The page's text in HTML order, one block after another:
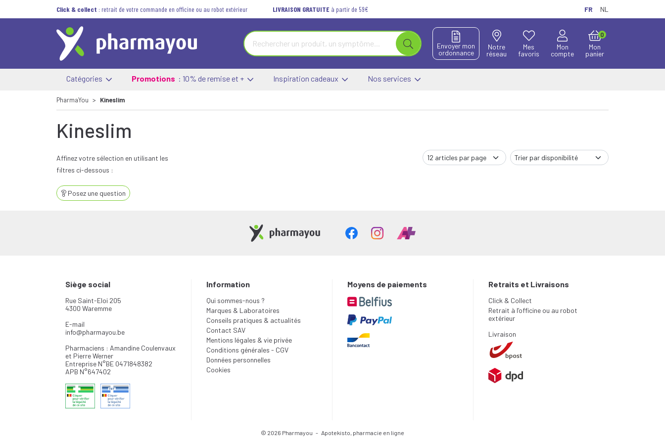
Click & collect : retrait de votre commande en officine ou au robot extérieur LIVRAISON GRATUITE à partir de 59€ FR NL
Notre
réseau
Envoyer mon
ordonnance
Mes
favoris
Mon
compte
Mon
panier
0
Catégories Promotions : 10% de remise et + Inspiration cadeaux Nos services
PharmaYou Kineslim
Kineslim
Affinez votre sélection en utilisant les
filtres ci-dessous :
Posez une question
Siège social
Rue Saint-Eloi 205
4300 Waremme
E-mail
info@pharmayou.be
Pharmaciens : Amandine Coulenvaux
et Pierre Werner
Entreprise N°BE 0471848382
APB N°647402
Information
Qui sommes-nous ?
Marques & Laboratoires
Conseils pratiques & actualités
Contact SAV
Mentions légales & vie privée
Conditions générales - CGV
Données personnelles
Cookies
Moyens de paiements Retraits et Livraisons
Click & Collect
Retrait à l’officine ou au robot
extérieur
Livraison
© 2026 Pharmayou - Apotekisto, pharmacie en ligne